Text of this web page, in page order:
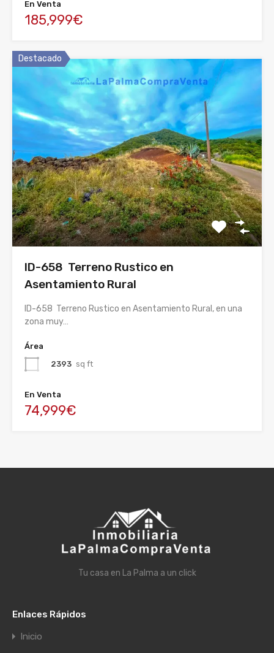
En Venta
185,999€
Destacado
ID-658 Terreno Rustico en
Asentamiento Rural
ID-658 Terreno Rustico en Asentamiento Rural, en una
zona muy…
Área
2393 sq ft
En Venta
74,999€
Tu casa en La Palma a un click
Enlaces Rápidos
Inicio